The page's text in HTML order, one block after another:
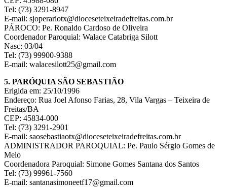
Tel: (73) 3291-8947
E-mail: sjoperariotx@dioceseteixeiradefreitas.com.br
PÁROCO: Pe. Ronaldo Cardoso de Oliveira
Coordenador Paroquial: Walace Catabriga Silott
Nasc: 03/04
Tel: (73) 99900-9388
E-mail: walacesilott25@gmail.com
5. PARÓQUIA SÃO SEBASTIÃO
Erigida em: 25/10/1996
Endereço: Rua Joel Afonso Farias, 28, Vila Vargas – Teixeira de
Freitas/BA
CEP: 45834-000
Tel: (73) 3291-2901
E-mail: saosebastiaotx@dioceseteixeiradefreitas.com.br
ADMINISTRADOR PAROQUIAL: Pe. Paulo Sérgio Gomes de
Melo
Coordenadora Paroquial: Simone Gomes Santana dos Santos
Tel: (73) 99961-7560
E-mail: santanasimoneetf17@gmail.com